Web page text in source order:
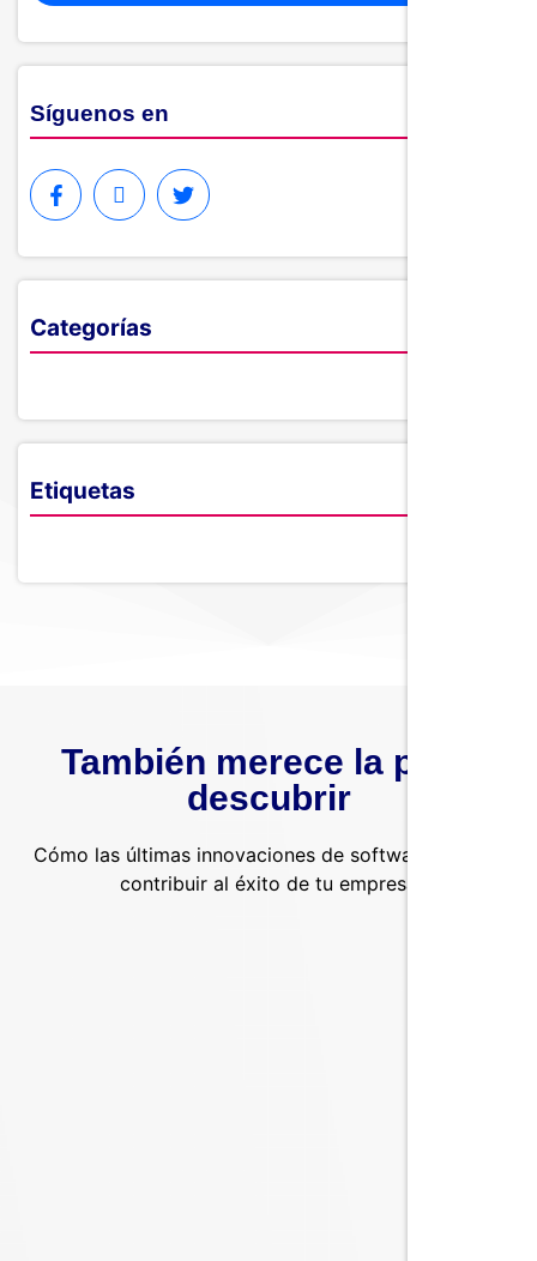
Síguenos en
Categorías
Etiquetas
También merece la pena
descubrir
Cómo las últimas innovaciones de software pueden
contribuir al éxito de tu empresa